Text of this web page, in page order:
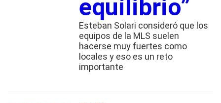
equilibrio”
Esteban Solari consideró que los
equipos de la MLS suelen
hacerse muy fuertes como
locales y eso es un reto
importante